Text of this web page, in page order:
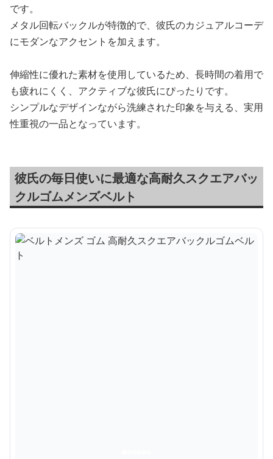
です。
メタル回転バックルが特徴的で、彼氏のカジュアルコーデ
にモダンなアクセントを加えます。
伸縮性に優れた素材を使用しているため、長時間の着用で
も疲れにくく、アクティブな彼氏にぴったりです。
シンプルなデザインながら洗練された印象を与える、実用
性重視の一品となっています。
彼氏の毎日使いに最適な高耐久スクエアバッ
クルゴムメンズベルト